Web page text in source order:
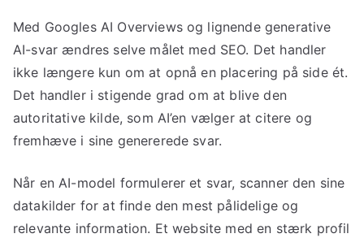
Med Googles AI Overviews og lignende generative
AI-svar ændres selve målet med SEO. Det handler
ikke længere kun om at opnå en placering på side ét.
Det handler i stigende grad om at blive den
autoritative kilde, som AI’en vælger at citere og
fremhæve i sine genererede svar.
Når en AI-model formulerer et svar, scanner den sine
datakilder for at finde den mest pålidelige og
relevante information. Et website med en stærk profil